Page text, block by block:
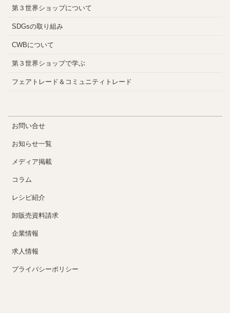
第３世界ショップについて
SDGsの取り組み
CWBについて
第３世界ショップで学ぶ
フェアトレード＆コミュニティトレード
お問い合せ
お知らせ一覧
メディア掲載
コラム
レシピ紹介
卸販売資料請求
企業情報
求人情報
プライバシーポリシー